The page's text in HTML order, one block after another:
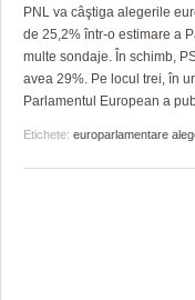
GRĂDINA TAICII
ZIARISTU’ DE
CU OIŞTEA-N
FINANŢĂRI DE
CRONICĂ DE FILM
UNDE MERGEM
FILME
CLIPURI VIDEO
ACCIDENTE
ANUNŢURI
INFO SI UTILE
CULTURA
PNL va câştiga alegerile
de 25,2% într-o estimare a
multe sondaje. În schimb,
avea 29%. Pe locul trei, în
Parlamentul European a
Etichete: europarlamentare